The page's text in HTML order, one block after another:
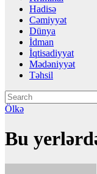
Hadisə
Cəmiyyət
Dünya
İdman
İqtisadiyyat
Mədəniyyət
Təhsil
Ölkə
Bu